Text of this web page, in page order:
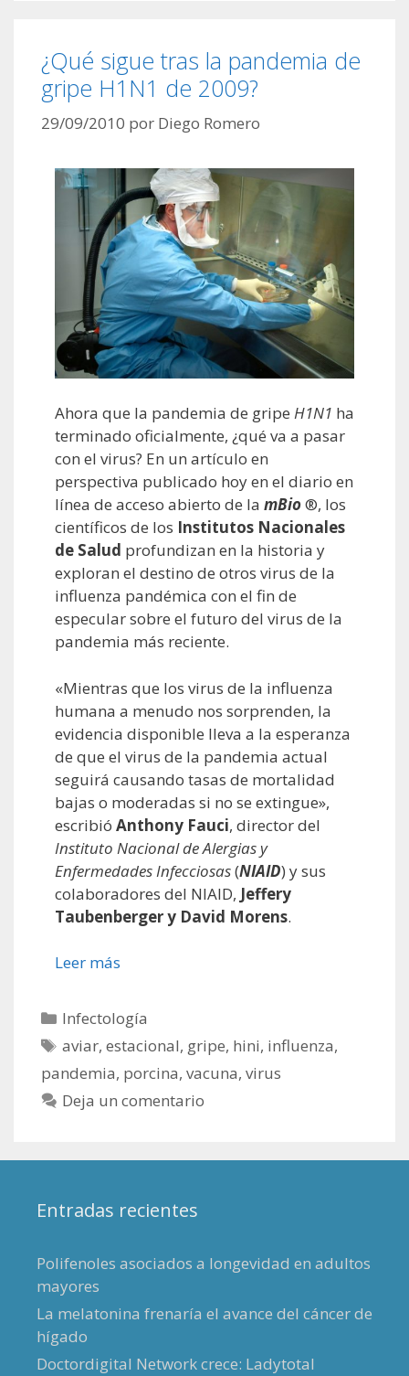
¿Qué sigue tras la pandemia de
gripe H1N1 de 2009?
29/09/2010 por Diego Romero
Ahora que la pandemia de gripe H1N1 ha
terminado oficialmente, ¿qué va a pasar
con el virus? En un artículo en
perspectiva publicado hoy en el diario en
línea de acceso abierto de la mBio®, los
científicos de los Institutos Nacionales
de Salud profundizan en la historia y
exploran el destino de otros virus de la
influenza pandémica con el fin de
especular sobre el futuro del virus de la
pandemia más reciente.
«Mientras que los virus de la influenza
humana a menudo nos sorprenden, la
evidencia disponible lleva a la esperanza
de que el virus de la pandemia actual
seguirá causando tasas de mortalidad
bajas o moderadas si no se extingue»,
escribió Anthony Fauci, director del
Instituto Nacional de Alergias y
Enfermedades Infecciosas(NIAID) y sus
colaboradores del NIAID, Jeffery
Taubenberger y David Morens.
Leer más
Categorías
Infectología
Etiquetas
aviar,estacional, gripe, hini, influenza,
pandemia, porcina, vacuna, virus
Deja un comentario
Entradas recientes
Polifenoles asociados a longevidad en adultos
mayores
La melatonina frenaría el avance del cáncer de
hígado
Doctordigital Network crece: Ladytotal